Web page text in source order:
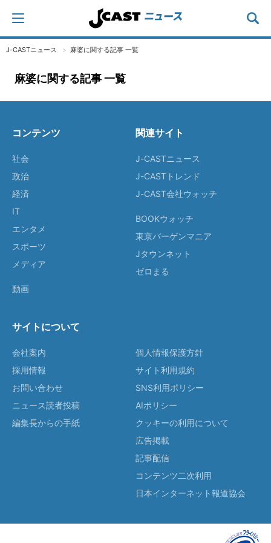
J-CASTニュース 麻婆に関する記事 一覧
麻婆に関する記事 一覧
コンテンツ
社会
政治
経済
IT
エンタメ
スポーツ
メディア
動画
関連サイト
J-CASTニュース
J-CASTトレンド
J-CAST会社ウォッチ
BOOKウォッチ
東京バーゲンマニア
Jタウンネット
ゼロまる
サイトについて
会社案内
採用情報
お問い合わせ
ニュース読者投稿
編集長からの手紙
個人情報保護方針
サイト利用規約
SNS利用ポリシー
AIポリシー
クッキーの利用について
広告掲載
記事配信
コンテンツ二次利用
日本インターネット報道協会